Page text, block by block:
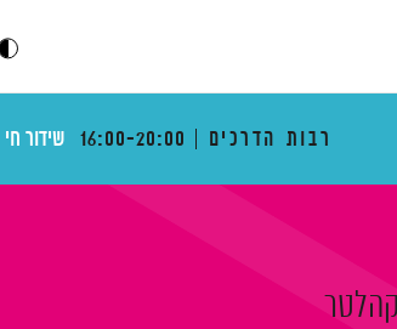
רבות הדרכים 16:00-20:00 שידור חי